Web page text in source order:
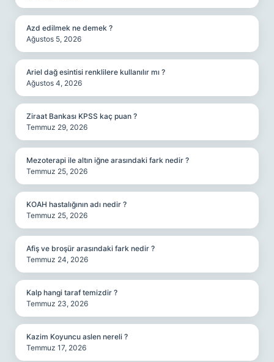
Azd edilmek ne demek ?
Ağustos 5, 2026
Ariel dağ esintisi renklilere kullanılır mı ?
Ağustos 4, 2026
Ziraat Bankası KPSS kaç puan ?
Temmuz 29, 2026
Mezoterapi ile altın iğne arasındaki fark nedir ?
Temmuz 25, 2026
KOAH hastalığının adı nedir ?
Temmuz 25, 2026
Afiş ve broşür arasındaki fark nedir ?
Temmuz 24, 2026
Kalp hangi taraf temizdir ?
Temmuz 23, 2026
Kazim Koyuncu aslen nereli ?
Temmuz 17, 2026